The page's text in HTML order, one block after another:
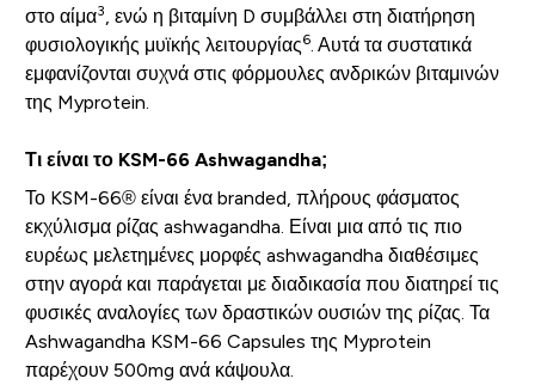
στο αίμα3
, ενώ η βιταμίνη D συμβάλλει στη διατήρηση
φυσιολογικής μυϊκής λειτουργίας6. Αυτά τα συστατικά
εμφανίζονται συχνά στις φόρμουλες ανδρικών βιταμινών
της Myprotein.
Τι είναι το KSM-66 Ashwagandha;
Το KSM-66® είναι ένα branded, πλήρους φάσματος
εκχύλισμα ρίζας ashwagandha. Είναι μια από τις πιο
ευρέως μελετημένες μορφές ashwagandha διαθέσιμες
στην αγορά και παράγεται με διαδικασία που διατηρεί τις
φυσικές αναλογίες των δραστικών ουσιών της ρίζας. Τα
Ashwagandha KSM-66 Capsules της Myprotein
παρέχουν 500mg ανά κάψουλα.